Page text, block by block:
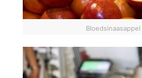
Bloedsinaasappel